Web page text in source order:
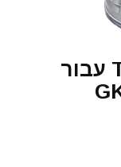
בסיס פלאנג' בוש TE 600 עבור